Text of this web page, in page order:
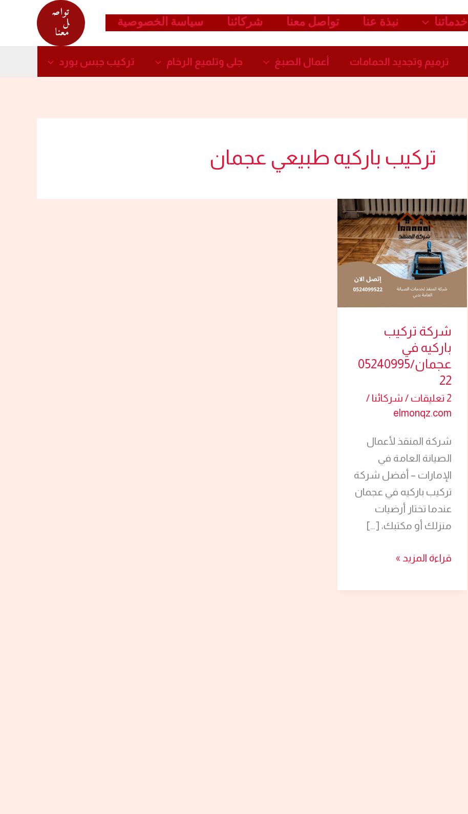
خدماتنا نبذة عنا تواصل معنا شركائنا سياسة الخصوصية
تواص
ل
معنا
ترميم وتجديد الحمامات​ أعمال الصبغ​ جلى وتلميع الرخام​ تركيب جبس بورد​
تركيب باركيه طبيعي عجمان
شركة تركيب
باركيه في
عجمان/05240995
22
2 تعليقات / شركائنا /
elmonqz.com
شركة المنقذ لأعمال
الصيانة العامة في
الإمارات – أفضل شركة
تركيب باركيه في عجمان
عندما تختار أرضيات
منزلك أو مكتبك، […]
شركة
تركيب
باركيه
في
عجمان/0524099522
قراءة المزيد »